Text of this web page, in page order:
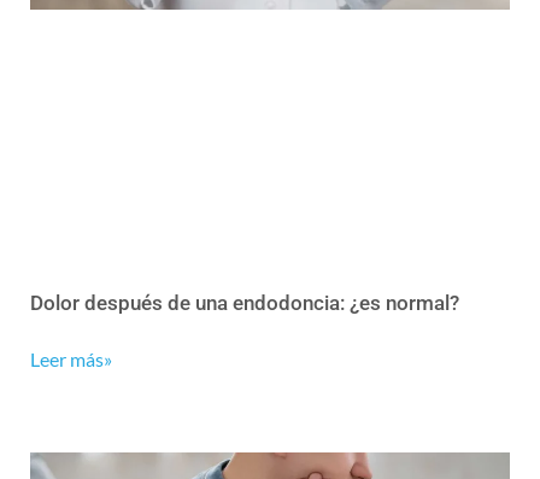
Dolor después de una endodoncia: ¿es normal?
Leer más»